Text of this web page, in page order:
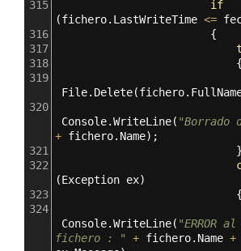
315
if
(fichero. LastWriteTime <=
316
{
317
318
{
319
File. Delete(fichero.
320
Console.WriteLine(
+ fichero. Name);
321
}
322
(Exception ex)
323
{
324
Console.WriteLine( "ERROR
fichero : "
+ fichero. Name +